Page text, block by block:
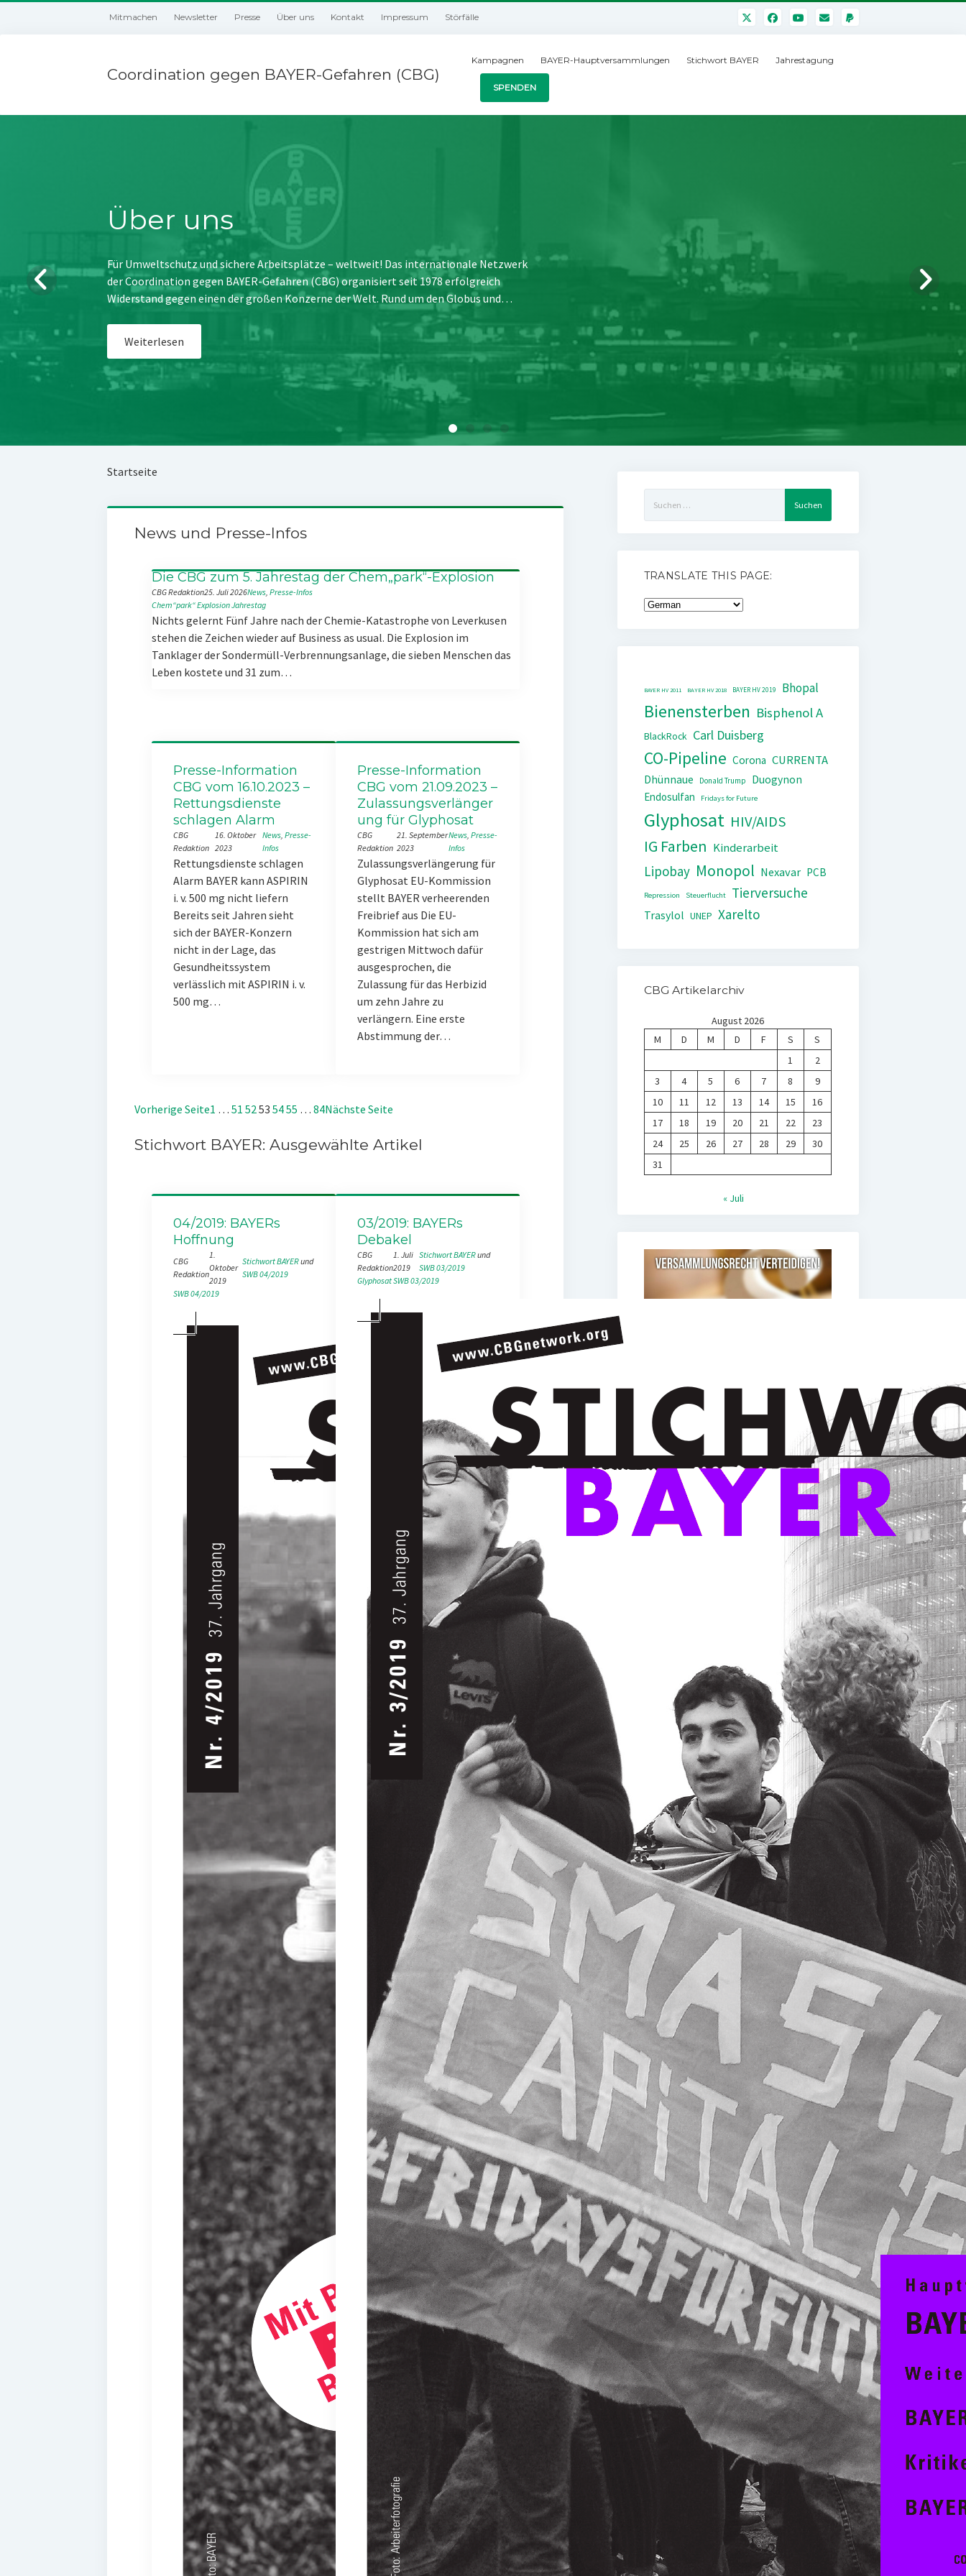
Mitmachen Newsletter Presse Über uns Kontakt Impressum Störfälle
Coordination gegen BAYER-Gefahren (CBG)
Kampagnen BAYER-Hauptversammlungen Stichwort BAYER Jahrestagung
SPENDEN
Über uns
Für Umweltschutz und sichere Arbeitsplätze – weltweit! Das internationale Netzwerk
der Coordination gegen BAYER-Gefahren (CBG) organisiert seit 1978 erfolgreich
Widerstand gegen einen der großen Konzerne der Welt. Rund um den Globus und…
Weiterlesen
Startseite
News und Presse-Infos
Die CBG zum 5. Jahrestag der Chem„park“-Explosion
CBG Redaktion25. Juli 2026News, Presse-Infos
Chem“park“ExplosionJahrestag
Nichts gelernt Fünf Jahre nach der Chemie-Katastrophe von Leverkusen
stehen die Zeichen wieder auf Business as usual. Die Explosion im
Tanklager der Sondermüll-Verbrennungsanlage, die sieben Menschen das
Leben kostete und 31 zum…
Presse-Information
CBG vom 16.10.2023 –
Rettungsdienste
schlagen Alarm
CBG
Redaktion
16. Oktober
2023
News, Presse-
Infos
Rettungsdienste schlagen
Alarm BAYER kann ASPIRIN
i. v. 500 mg nicht liefern
Bereits seit Jahren sieht
sich der BAYER-Konzern
nicht in der Lage, das
Gesundheitssystem
verlässlich mit ASPIRIN i. v.
500 mg…
Presse-Information
CBG vom 21.09.2023 –
Zulassungsverlänger
ung für Glyphosat
CBG
Redaktion
21. September
2023
News, Presse-
Infos
Zulassungsverlängerung für
Glyphosat EU-Kommission
stellt BAYER verheerenden
Freibrief aus Die EU-
Kommission hat sich am
gestrigen Mittwoch dafür
ausgesprochen, die
Zulassung für das Herbizid
um zehn Jahre zu
verlängern. Eine erste
Abstimmung der…
Vorherige Seite1 … 51 5253 5455 … 84Nächste Seite
Stichwort BAYER: Ausgewählte Artikel
04/2019: BAYERs
Hoffnung
CBG
Redaktion
1.
Oktober
2019
Stichwort BAYER
und
SWB 04/2019
SWB 04/2019
03/2019: BAYERs
Debakel
CBG
Redaktion
1. Juli
2019
Stichwort BAYER
und
SWB 03/2019
GlyphosatSWB 03/2019
nach:
TRANSLATE THIS PAGE:
BAYER HV 2011 BAYER HV 2018 BAYER HV 2019 Bhopal
Bienensterben Bisphenol A
BlackRock Carl Duisberg
CO-Pipeline Corona CURRENTA
Dhünnaue Donald Trump
Duogynon
Endosulfan
Fridays for Future
Glyphosat HIV/AIDS
IG Farben Kinderarbeit
Lipobay Monopol Nexavar PCB
Repression Steuerflucht Tierversuche
Trasylol UNEP Xarelto
CBG Artikelarchiv
August 2026
M
D M D F S
S
1
2
3
4 5 6 7 8
9
10
11 12 13 14 15
16
17
18 19 20 21 22
23
24
25 26 27 28 29
30
31
« Juli